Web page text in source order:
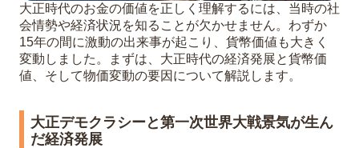
大正時代のお金の価値を正しく理解するには、当時の社
会情勢や経済状況を知ることが欠かせません。わずか
15年の間に激動の出来事が起こり、貨幣価値も大きく
変動しました。まずは、大正時代の経済発展と貨幣価
値、そして物価変動の要因について解説します。
大正デモクラシーと第一次世界大戦景気が生ん
だ経済発展